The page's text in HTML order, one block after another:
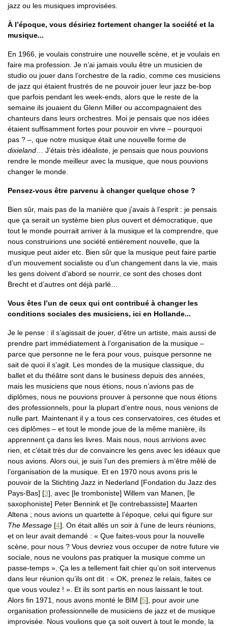
jazz ou les musiques improvisées.
À l’époque, vous désiriez fortement changer la société et la
musique...
En 1966, je voulais construire une nouvelle scène, et je voulais en
faire ma profession. Je n’ai jamais voulu être un musicien de
studio ou jouer dans l’orchestre de la radio, comme ces musiciens
de jazz qui étaient frustrés de ne pouvoir jouer leur jazz be-bop
que parfois pendant les week-ends, alors que le reste de la
semaine ils jouaient du Glenn Miller ou accompagnaient des
chanteurs dans leurs orchestres. Moi je pensais que nos idées
étaient suffisamment fortes pour pouvoir en vivre – pourquoi
pas ? –, que notre musique était une nouvelle forme de
dixieland… J’étais très idéaliste, je pensais que nous pouvions
rendre le monde meilleur avec la musique, que nous pouvions
changer le monde.
Pensez-vous être parvenu à changer quelque chose ?
Bien sûr, mais pas de la manière que j’avais à l’esprit : je pensais
que ça serait un système bien plus ouvert et démocratique, que
tout le monde pourrait arriver à la musique et la comprendre, que
nous construirions une société entièrement nouvelle, que la
musique peut aider etc. Bien sûr que la musique peut faire partie
d’un mouvement socialiste ou d’un changement dans la vie, mais
les gens doivent d’abord se nourrir, ce sont des choses dont
Brecht et d’autres ont déjà parlé…
Vous êtes l’un de ceux qui ont contribué à changer les
conditions sociales des musiciens, ici en Hollande...
Je le pense : il s’agissait de jouer, d’être un artiste, mais aussi de
prendre part immédiatement à l’organisation de la musique –
parce que personne ne le fera pour vous, puisque personne ne
sait de quoi il s’agit. Les mondes de la musique classique, du
ballet et du théâtre sont dans le business depuis des années,
mais les musiciens que nous étions, nous n’avions pas de
diplômes, nous ne pouvions prouver à personne que nous étions
des professionnels, pour la plupart d’entre nous, nous venions de
nulle part. Maintenant il y a tous ces conservatoires, ces études et
ces diplômes – et tout le monde joue de la même manière, ils
apprennent ça dans les livres. Mais nous, nous arrivions avec
rien, et c’était très dur de convaincre les gens avec les idéaux que
nous avions. Alors oui, je suis l’un des premiers à m’être mêlé de
l’organisation de la musique. Et en 1970 nous avons pris le
pouvoir de la Stichting Jazz in Nederland [Fondation du Jazz des
Pays-Bas] [3], avec [le tromboniste] Willem van Manen, [le
saxophoniste] Peter Bennink et [le contrebassiste] Maarten
Altena ; nous avions un quartette à l’époque, celui qui figure sur
The Message [4]. On était allés un soir à l’une de leurs réunions,
et on leur avait demandé : « Que faites-vous pour la nouvelle
scène, pour nous ? Vous devriez vous occuper de notre future vie
sociale, nous ne voulons pas pratiquer la musique comme un
passe-temps ». Ça les a tellement fait chier qu’on soit intervenus
dans leur réunion qu’ils ont dit : « OK, prenez le relais, faites ce
que vous voulez ! ». Et ils sont partis en nous laissant le tout.
Alors fin 1971, nous avons monté le BIM [5], pour avoir une
organisation professionnelle de musiciens de jazz et de musique
improvisée. Nous voulions que ça soit ouvert à tout le monde, la